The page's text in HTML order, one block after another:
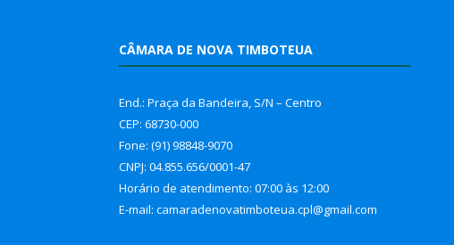
CÂMARA DE NOVA TIMBOTEUA
End.: Praça da Bandeira, S/N – Centro
CEP: 68730-000
Fone: (91) 98848-9070
CNPJ: 04.855.656/0001-47
Horário de atendimento: 07:00 às 12:00
E-mail: camaradenovatimboteua.cpl@gmail.com